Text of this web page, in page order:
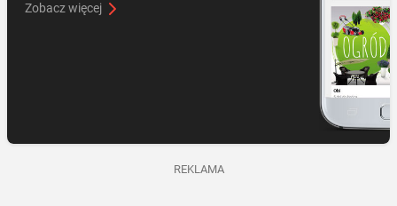
Zobacz więcej
REKLAMA